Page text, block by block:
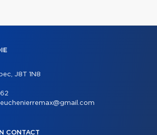
J8T 1N8
CONTACT